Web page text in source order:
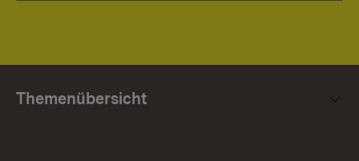
Themenübersicht